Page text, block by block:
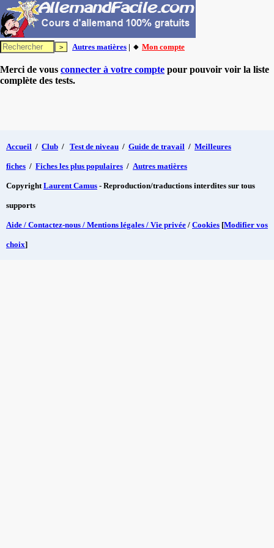
Autres matières | 🔸 Mon compte
Merci de vous connecter à votre compte pour pouvoir voir la liste
complète des tests.
Accueil / Club / Test de niveau / Guide de travail / Meilleures
fiches / Fiches les plus populaires / Autres matières
CopyrightLaurent Camus - Reproduction/traductions interdites sur tous
supports
Aide / Contactez-nous / Mentions légales / Vie privée / Cookies [Modifier vos
choix]